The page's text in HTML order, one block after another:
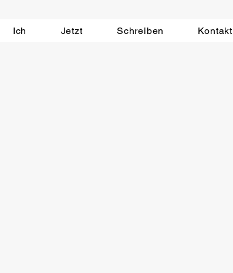
Ich Jetzt Schreiben Kontakt